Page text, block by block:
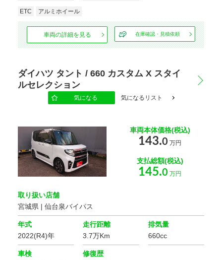
基本装備
キーレス
エントリー
エアコン
サンルーフ 後席モニター
ディスプレイ
ヘッドランプ
ヘッドライト
ABS
アシスト
横滑り防止装置
ETC アルミホイール
車両の詳細を見る 在庫確認・見積依頼
ダイハツ タント / 660 カスタム X スタイ
ルセレクション
気になる 気になるリスト
車両本体価格(税込)
143.0 万円
支払総額(税込)
145.0 万円
取り扱い店舗
宮城県 | 仙台泉バイパス
年式
2022(R4)年
走行距離
3.7万Km
排気量
660cc
車検
修復歴